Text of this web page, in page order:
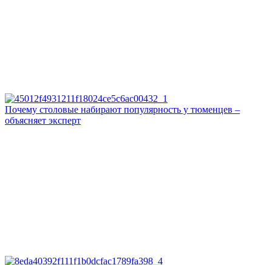
Почему столовые набирают популярность у тюменцев –
объясняет эксперт